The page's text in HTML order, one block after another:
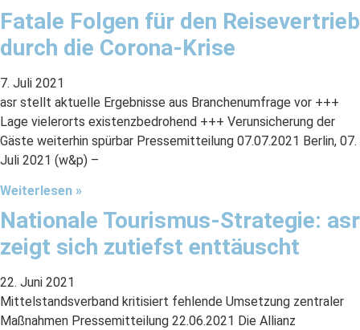
Fatale Folgen für den Reisevertrieb
durch die Corona-Krise
7. Juli 2021
asr stellt aktuelle Ergebnisse aus Branchenumfrage vor +++
Lage vielerorts existenzbedrohend +++ Verunsicherung der
Gäste weiterhin spürbar Pressemitteilung 07.07.2021 Berlin, 07.
Juli 2021 (w&p) –
Weiterlesen »
Nationale Tourismus-Strategie: asr
zeigt sich zutiefst enttäuscht
22. Juni 2021
Mittelstandsverband kritisiert fehlende Umsetzung zentraler
Maßnahmen Pressemitteilung 22.06.2021 Die Allianz